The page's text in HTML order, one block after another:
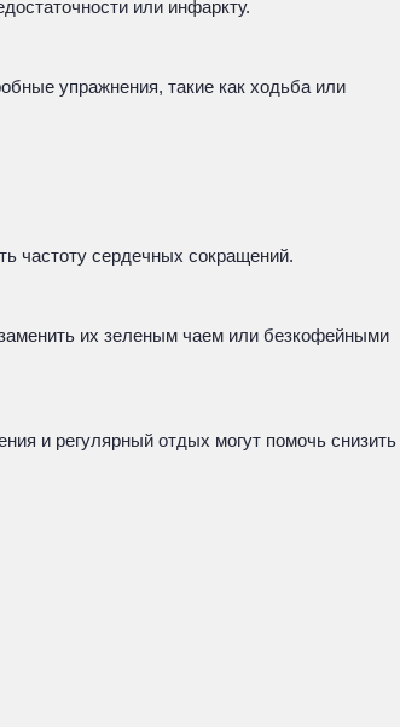
или инфаркту.
упражнения, такие как ходьба или
частоту сердечных сокращений.
заменить их зеленым чаем или безкофейными
и регулярный отдых могут помочь снизить